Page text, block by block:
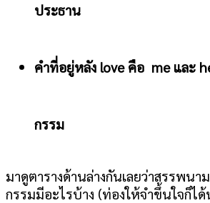
ประธาน
คำที่อยู่หลัง love คือ me และ
กรรม
มาดูตารางด้านล่างกันเลยว่าสรรพน
กรรมมีอะไรบ้าง (ท่องให้จำขึ้นใจก็ไ